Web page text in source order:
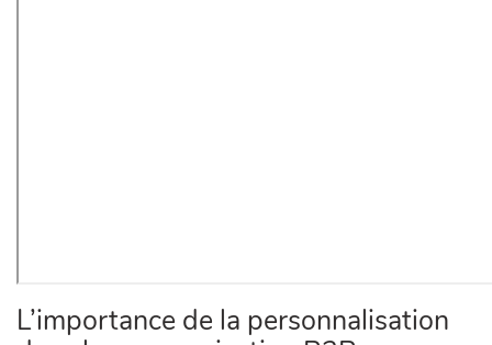
L’importance de la personnalisation